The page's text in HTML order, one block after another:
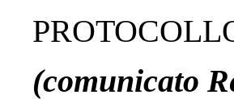
(comunicato